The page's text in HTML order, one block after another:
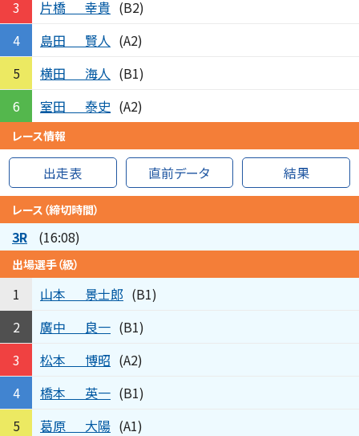
3
片橋 幸貴 (B2)
4
島田 賢人 (A2)
5
横田 海人 (B1)
6
室田 泰史 (A2)
レース情報
出走表 直前データ 結果
レース（締切時間）
3R (16:08)
出場選手（級）
1 山本 景士郎 (B1)
2
廣中 良一 (B1)
3
松本 博昭 (A2)
4
橋本 英一 (B1)
5
葛原 大陽 (A1)